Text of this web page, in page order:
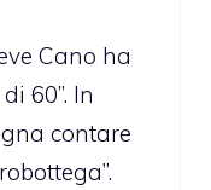
Cano ha
60”. In
contare